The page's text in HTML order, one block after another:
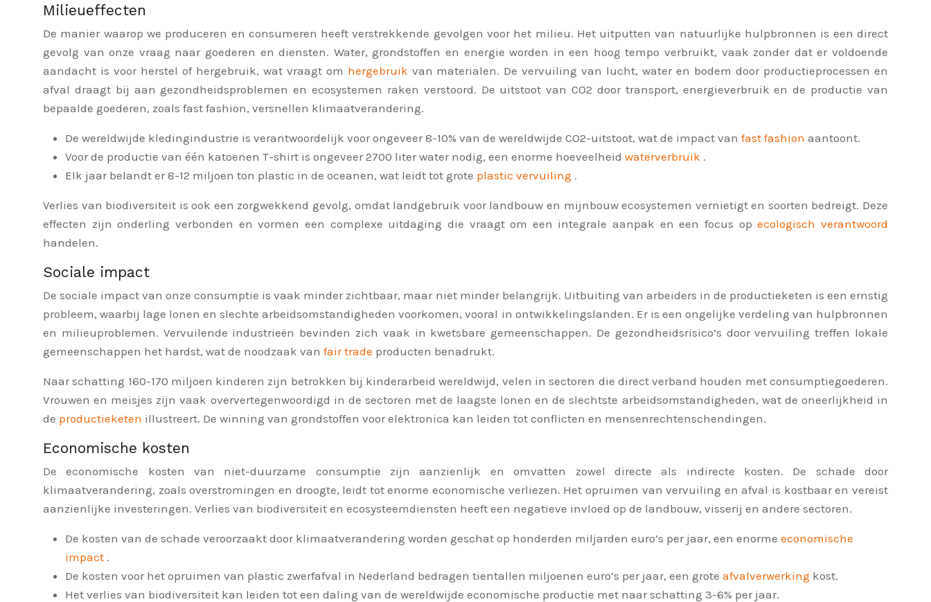
Milieueffecten
De manier waarop we produceren en consumeren heeft verstrekkende gevolgen voor het milieu. Het uitputten van natuurlijke hulpbronnen is een direct
gevolg van onze vraag naar goederen en diensten. Water, grondstoffen en energie worden in een hoog tempo verbruikt, vaak zonder dat er voldoende
aandacht is voor herstel of hergebruik, wat vraagt om hergebruik van materialen. De vervuiling van lucht, water en bodem door productieprocessen en
afval draagt bij aan gezondheidsproblemen en ecosystemen raken verstoord. De uitstoot van CO2 door transport, energieverbruik en de productie van
bepaalde goederen, zoals fast fashion, versnellen klimaatverandering.
De wereldwijde kledingindustrie is verantwoordelijk voor ongeveer 8-10% van de wereldwijde CO2-uitstoot, wat de impact van fast fashion aantoont.
Voor de productie van één katoenen T-shirt is ongeveer 2700 liter water nodig, een enorme hoeveelheid waterverbruik .
Elk jaar belandt er 8-12 miljoen ton plastic in de oceanen, wat leidt tot grote plastic vervuiling .
Verlies van biodiversiteit is ook een zorgwekkend gevolg, omdat landgebruik voor landbouw en mijnbouw ecosystemen vernietigt en soorten bedreigt. Deze
effecten zijn onderling verbonden en vormen een complexe uitdaging die vraagt om een integrale aanpak en een focus opecologisch verantwoord
handelen.
Sociale impact
De sociale impact van onze consumptie is vaak minder zichtbaar, maar niet minder belangrijk. Uitbuiting van arbeiders in de productieketen is een ernstig
probleem, waarbij lage lonen en slechte arbeidsomstandigheden voorkomen, vooral in ontwikkelingslanden. Er is een ongelijke verdeling van hulpbronnen
en milieuproblemen. Vervuilende industrieën bevinden zich vaak in kwetsbare gemeenschappen. De gezondheidsrisico’s door vervuiling treffen lokale
gemeenschappen het hardst, wat de noodzaak van fair trade producten benadrukt.
Naar schatting 160-170 miljoen kinderen zijn betrokken bij kinderarbeid wereldwijd, velen in sectoren die direct verband houden met consumptiegoederen.
Vrouwen en meisjes zijn vaak oververtegenwoordigd in de sectoren met de laagste lonen en de slechtste arbeidsomstandigheden, wat de oneerlijkheid in
de productieketen illustreert. De winning van grondstoffen voor elektronica kan leiden tot conflicten en mensenrechtenschendingen.
Economische kosten
De economische kosten van niet-duurzame consumptie zijn aanzienlijk en omvatten zowel directe als indirecte kosten. De schade door
klimaatverandering, zoals overstromingen en droogte, leidt tot enorme economische verliezen. Het opruimen van vervuiling en afval is kostbaar en vereist
aanzienlijke investeringen. Verlies van biodiversiteit en ecosysteemdiensten heeft een negatieve invloed op de landbouw, visserij en andere sectoren.
De kosten van de schade veroorzaakt door klimaatverandering worden geschat op honderden miljarden euro’s per jaar, een enorme economische
impact .
De kosten voor het opruimen van plastic zwerfafval in Nederland bedragen tientallen miljoenen euro’s per jaar, een grote afvalverwerking kost.
Het verlies van biodiversiteit kan leiden tot een daling van de wereldwijde economische productie met naar schatting 3-6% per jaar.